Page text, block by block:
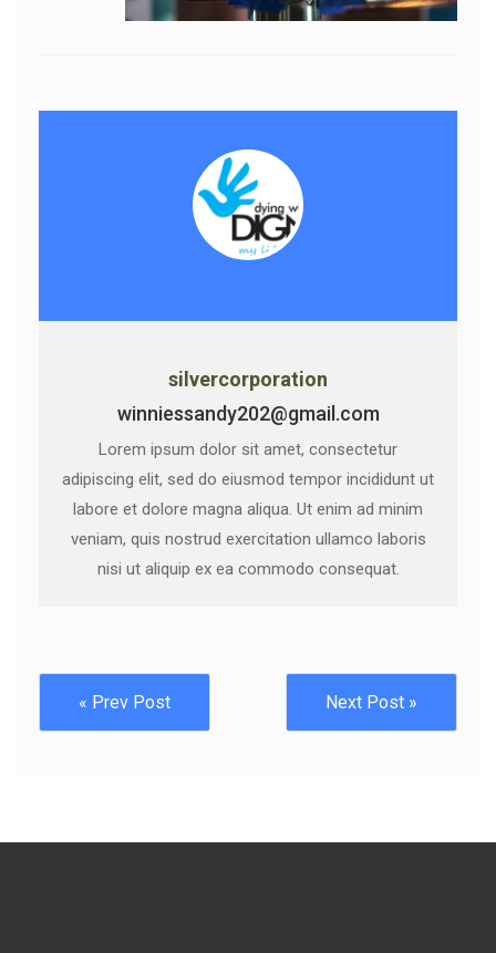
silvercorporation
winniessandy202@gmail.com
Lorem ipsum dolor sit amet, consectetur
adipiscing elit, sed do eiusmod tempor incididunt ut
labore et dolore magna aliqua. Ut enim ad minim
veniam, quis nostrud exercitation ullamco laboris
nisi ut aliquip ex ea commodo consequat.
« Prev Post Next Post »